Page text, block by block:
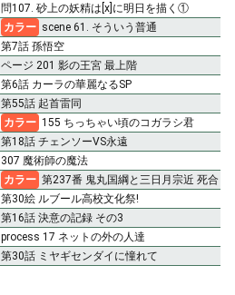
問107. 砂上の妖精は[x]に明日を描く①
カラー scene 61. そういう普通
第7話 孫悟空
ページ 201 影の王宮 最上階
第6話 カーラの華麗なるSP
第55話 起首雷同
カラー 155 ちっちゃい頃のコガラシ君
第18話 チェンソーVS永遠
307 魔術師の魔法
カラー 第237番 鬼丸国綱と三日月宗近 死合
第30絵 ルブール高校文化祭!
第16話 決意の記録 その3
process 17 ネットの外の人達
第30話 ミヤギセンダイに憧れて